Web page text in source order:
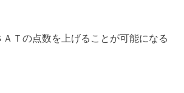
Ｔの点数を上げることが可能になる